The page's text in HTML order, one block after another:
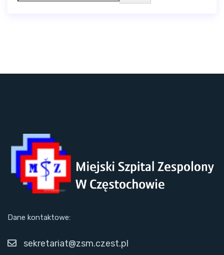
Dane kontaktowe:
sekretariat@zsm.czest.pl